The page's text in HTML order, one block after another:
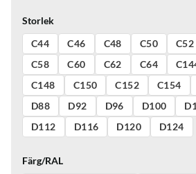
Storlek
C44
C46 C48 C50 C52
C58
C60 C62 C64
C148
C150 C152 C154
D88
D92 D96 D100
D112
D116 D120 D124
Färg/RAL